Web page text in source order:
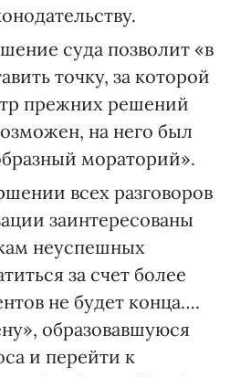
суда позволит «в
точку, за которой
прежних решений
на него был
мораторий».
всех разговоров
заинтересованы
неуспешных
за счет более
не будет конца….
образовавшуюся
и перейти к